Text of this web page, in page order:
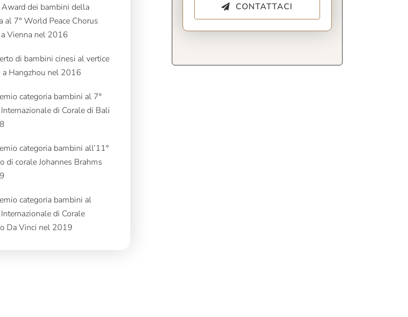
dei bambini della
al 7° World Peace Chorus
Vienna nel 2016
di bambini cinesi al vertice
Hangzhou nel 2016
categoria bambini al 7°
di Corale di Bali
categoria bambini all’11°
di corale Johannes Brahms
categoria bambini al
di Corale
Da Vinci nel 2019
CONTATTACI